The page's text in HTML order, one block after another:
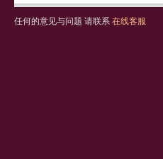
任何的意见与问题 请联系 在线客服